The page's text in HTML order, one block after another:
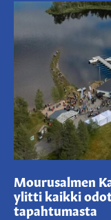
Mourusalmen
ylitti kaikki
tapahtumasta